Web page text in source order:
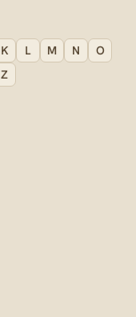
K L M N
O
Z